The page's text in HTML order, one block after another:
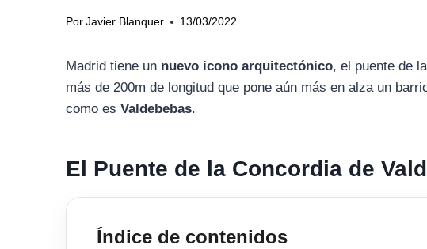
Por Javier Blanquer 13/03/2022
Madrid tiene un nuevo icono arquitectónico, el puente de
más de 200m de longitud que pone aún más en alza un
como es Valdebebas.
El Puente de la Concordia de
Índice de contenidos